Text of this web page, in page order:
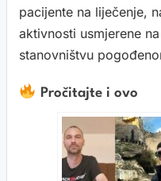
pacijente na liječenje,
aktivnosti usmjerene
stanovništvu
Pročitajte i ovo